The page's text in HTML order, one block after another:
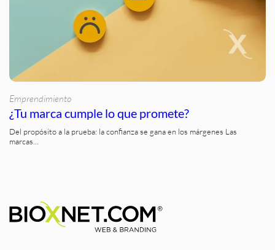
Emprendimiento
¿Tu marca cumple lo que promete?
Del propósito a la prueba: la confianza se gana en los márgenes Las
marcas…